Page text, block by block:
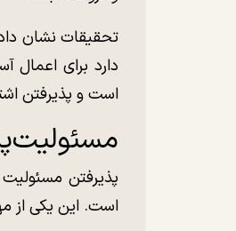
تحقیقات نشان
دارد برای اعمال
است و پذیرفتن
پذیرفتن
است. این یکی از